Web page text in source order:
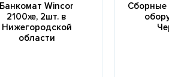
Банкомат Wincor
2100xe, 2шт. в
Нижегородской
области
Сборные